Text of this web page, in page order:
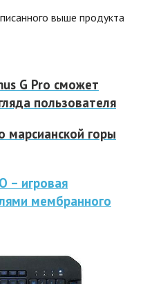
выше продукта
G Pro сможет
пользователя
марсианской горы
– игровая
мембранного